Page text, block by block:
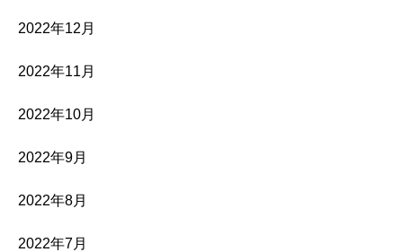
2022年12月
2022年11月
2022年10月
2022年9月
2022年8月
2022年7月